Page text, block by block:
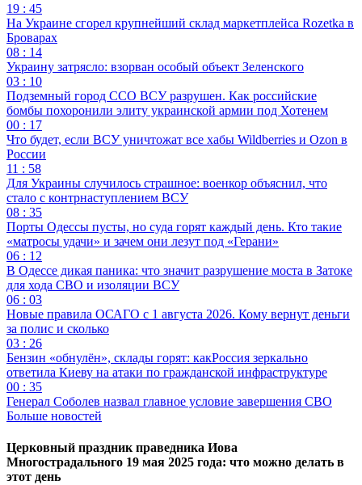
19 : 45
На Украине сгорел крупнейший склад маркетплейса Rozetka в
Броварах
08 : 14
Украину затрясло: взорван особый объект Зеленского
03 : 10
Подземный город ССО ВСУ разрушен. Как российские
бомбы похоронили элиту украинской армии под Хотенем
00 : 17
Что будет, если ВСУ уничтожат все хабы Wildberries и Ozon в
России
11 : 58
Для Украины случилось страшное: военкор объяснил, что
стало с контрнаступлением ВСУ
08 : 35
Порты Одессы пусты, но суда горят каждый день. Кто такие
«матросы удачи» и зачем они лезут под «Герани»
06 : 12
В Одессе дикая паника: что значит разрушение моста в Затоке
для хода СВО и изоляции ВСУ
06 : 03
Новые правила ОСАГО с 1 августа 2026. Кому вернут деньги
за полис и сколько
03 : 26
Бензин «обнулён», склады горят: какРоссия зеркально
ответила Киеву на атаки по гражданской инфраструктуре
00 : 35
Генерал Соболев назвал главное условие завершения СВО
Больше новостей
Церковный праздник праведника Иова
Многострадального 19 мая 2025 года: что можно делать в
этот день